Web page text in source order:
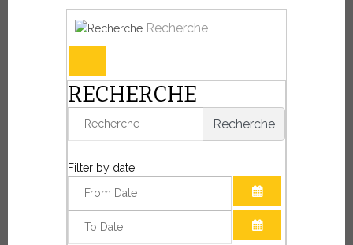
Recherche
RECHERCHE
Recherche
Filter by date:
OUVRIR LE